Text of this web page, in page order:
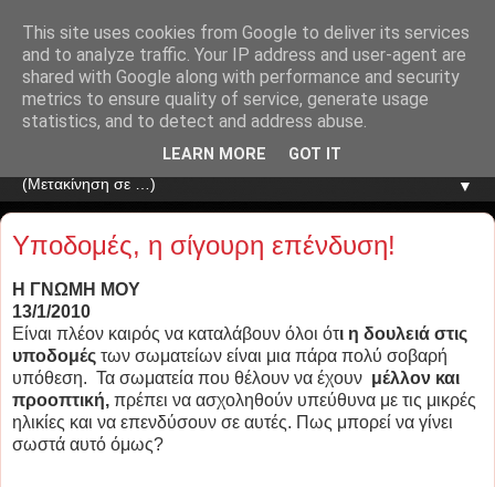
▼
Υποδομές, η σίγουρη επένδυση!
Η ΓΝΩΜΗ ΜΟΥ
13/1/2010
Είναι πλέον καιρός να καταλάβουν όλοι ότι η δουλειά στις
υποδομές των σωματείων είναι μια πάρα πολύ σοβαρή
υπόθεση. Τα σωματεία που θέλουν να έχουν μέλλον και
προοπτική, πρέπει να ασχοληθούν υπεύθυνα με τις μικρές
ηλικίες και να επενδύσουν σε αυτές. Πως μπορεί να γίνει
σωστά αυτό όμως?
This site uses cookies from Google to deliver its services
and to analyze traffic. Your IP address and user-agent are
shared with Google along with performance and security
metrics to ensure quality of service, generate usage
statistics, and to detect and address abuse.
LEARN MORE GOT IT